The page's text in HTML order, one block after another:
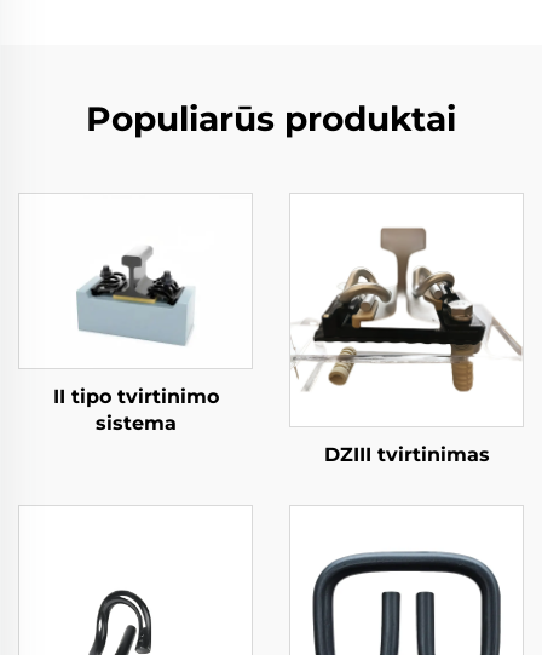
Populiarūs produktai
II tipo tvirtinimo
sistema
DZIII tvirtinimas